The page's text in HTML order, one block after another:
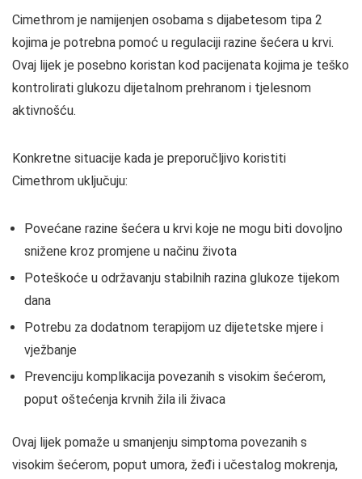
Cimethrom je namijenjen osobama s dijabetesom tipa 2
kojima je potrebna pomoć u regulaciji razine šećera u krvi.
Ovaj lijek je posebno koristan kod pacijenata kojima je teško
kontrolirati glukozu dijetalnom prehranom i tjelesnom
aktivnošću.
Konkretne situacije kada je preporučljivo koristiti
Cimethrom uključuju:
Povećane razine šećera u krvi koje ne mogu biti dovoljno
snižene kroz promjene u načinu života
Poteškoće u održavanju stabilnih razina glukoze tijekom
dana
Potrebu za dodatnom terapijom uz dijetetske mjere i
vježbanje
Prevenciju komplikacija povezanih s visokim šećerom,
poput oštećenja krvnih žila ili živaca
Ovaj lijek pomaže u smanjenju simptoma povezanih s
visokim šećerom, poput umora, žeđi i učestalog mokrenja,